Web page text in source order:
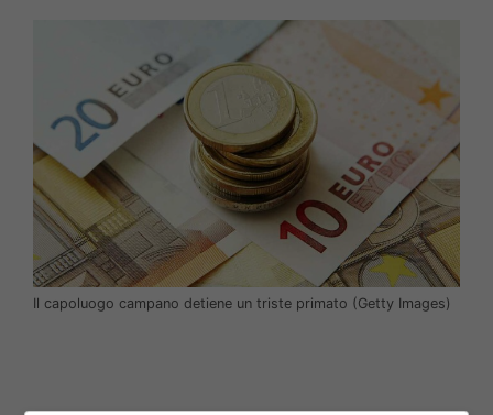
Il capoluogo campano detiene un triste primato (Getty Images)